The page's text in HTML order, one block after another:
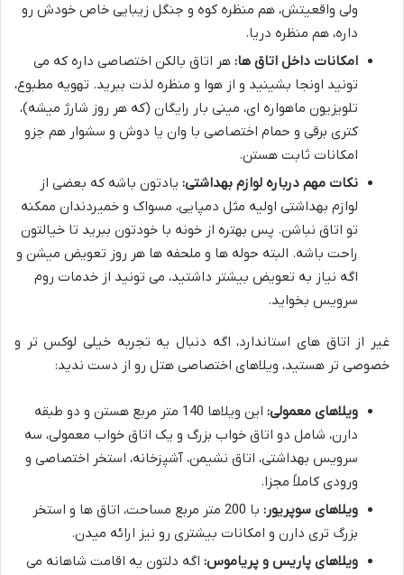
ولی واقعیتش، هم منظره کوه و جنگل زیبایی خاص خودش رو
داره، هم منظره دریا.
امکانات داخل اتاق ها: هر اتاق بالکن اختصاصی داره که می
تونید اونجا بشینید و از هوا و منظره لذت ببرید. تهویه مطبوع،
تلویزیون ماهواره ای، مینی بار رایگان (که هر روز شارژ میشه)،
کتری برقی و حمام اختصاصی با وان یا دوش و سشوار هم جزو
امکانات ثابت هستن.
نکات مهم درباره لوازم بهداشتی: یادتون باشه که بعضی از
لوازم بهداشتی اولیه مثل دمپایی، مسواک و خمیردندان ممکنه
تو اتاق نباشن. پس بهتره از خونه با خودتون ببرید تا خیالتون
راحت باشه. البته حوله ها و ملحفه ها هر روز تعویض میشن و
اگه نیاز به تعویض بیشتر داشتید، می تونید از خدمات روم
سرویس بخواید.
غیر از اتاق های استاندارد، اگه دنبال یه تجربه خیلی لوکس تر و
خصوصی تر هستید، ویلاهای اختصاصی هتل رو از دست ندید:
ویلاهای معمولی:
این ویلاها 140 متر مربع هستن و دو طبقه
دارن، شامل دو اتاق خواب بزرگ و یک اتاق خواب معمولی، سه
سرویس بهداشتی، اتاق نشیمن، آشپزخانه، استخر اختصاصی و
ورودی کاملاً مجزا.
ویلاهای سوپریور:
با 200 متر مربع مساحت، اتاق ها و استخر
بزرگ تری دارن و امکانات بیشتری رو نیز ارائه میدن.
ویلاهای پاریس و پریاموس: اگه دلتون یه اقامت شاهانه می